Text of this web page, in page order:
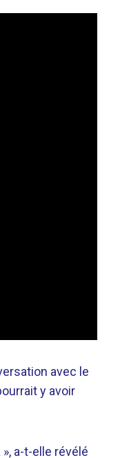
avec le
y avoir
a-t-elle révélé